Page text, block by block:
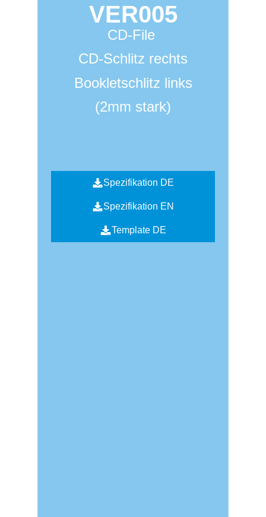
VER005
CD-File
CD-Schlitz rechts
Bookletschlitz links
(2mm stark)
Spezifikation DE
Spezifikation EN
Template DE